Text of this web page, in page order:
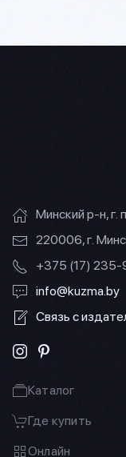
Минский р-н, г.
220006, г.
+375 (17)
info@kuzma.by
Связь с
Каталог
Где купить
Онлайн